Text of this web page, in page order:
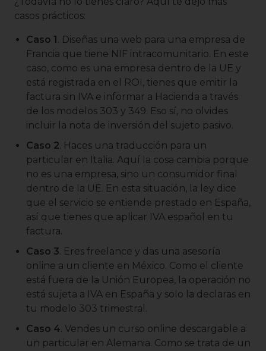
casos prácticos:
Caso 1. Diseñas una web para una empresa de
Francia que tiene NIF intracomunitario. En este
caso, como es una empresa dentro de la UE y
está registrada en el ROI, tienes que emitir la
factura sin IVA e informar a Hacienda a través
de los modelos 303 y 349. Eso sí, no olvides
incluir la nota de inversión del sujeto pasivo.
Caso 2. Haces una traducción para un
particular en Italia. Aquí la cosa cambia porque
no es una empresa, sino un consumidor final
dentro de la UE. En esta situación, la ley dice
que el servicio se entiende prestado en España,
así que tienes que aplicar IVA español en tu
factura.
Caso 3. Eres freelance y das una asesoría
online a un cliente en México. Como el cliente
está fuera de la Unión Europea, la operación no
está sujeta a IVA en España y solo la declaras en
tu modelo 303 trimestral.
Caso 4. Vendes un curso online descargable a
un particular en Alemania. Como se trata de un